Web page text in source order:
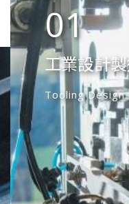
一次
01
工業設計
Tooling Design
02
精密沖壓/
Sheet Metal
Tumbling
03
塑膠射出
Plastic
04
自動化設
Automation
05
具備完整
染物檢出
A chemical
chemical
contaminant
06
質量保證
Quality System
07
無塵室組裝
Clean Room
08
GMP 無塵
GMP Clean
Device